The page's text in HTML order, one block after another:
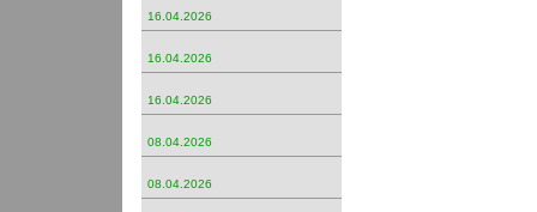
16.04.2026
16.04.2026
16.04.2026
08.04.2026
08.04.2026